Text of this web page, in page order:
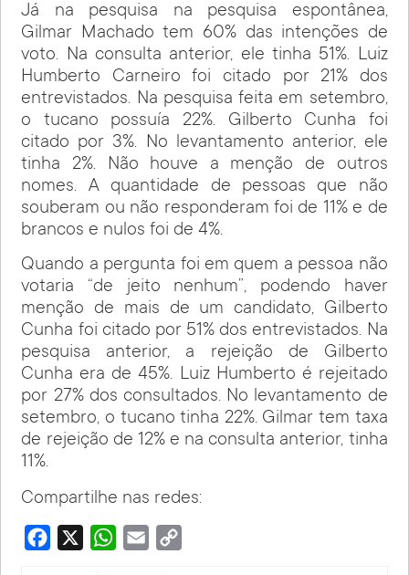
Já na pesquisa na pesquisa espontânea,
Gilmar Machado tem 60% das intenções de
voto. Na consulta anterior, ele tinha 51%. Luiz
Humberto Carneiro foi citado por 21% dos
entrevistados. Na pesquisa feita em setembro,
o tucano possuía 22%. Gilberto Cunha foi
citado por 3%. No levantamento anterior, ele
tinha 2%. Não houve a menção de outros
nomes. A quantidade de pessoas que não
souberam ou não responderam foi de 11% e de
brancos e nulos foi de 4%.
Quando a pergunta foi em quem a pessoa não
votaria “de jeito nenhum”, podendo haver
menção de mais de um candidato, Gilberto
Cunha foi citado por 51% dos entrevistados. Na
pesquisa anterior, a rejeição de Gilberto
Cunha era de 45%. Luiz Humberto é rejeitado
por 27% dos consultados. No levantamento de
setembro, o tucano tinha 22%. Gilmar tem taxa
de rejeição de 12% e na consulta anterior, tinha
11%.
Compartilhe nas redes:
Facebook WhatsApp
Email